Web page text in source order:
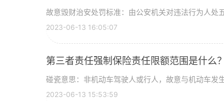
故意毁财治安处罚标准：由公安机关对违法行为人处
2023-06-13 16:05:07
第三者责任强制保险责任限额范围是什么
碰瓷意思：非机动车驾驶人或行人，故意与机动车发
2023-06-13 15:53:59